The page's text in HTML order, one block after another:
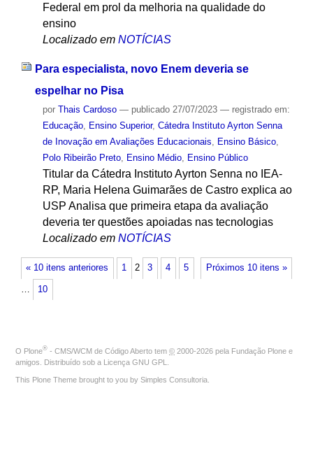
Federal em prol da melhoria na qualidade do
ensino
Localizado em NOTÍCIAS
Para especialista, novo Enem deveria se
espelhar no Pisa
por Thais Cardoso — publicado27/07/2023 — registrado em:
Educação, Ensino Superior, Cátedra Instituto Ayrton Senna
de Inovação em Avaliações Educacionais, Ensino Básico,
Polo Ribeirão Preto, Ensino Médio, Ensino Público
Titular da Cátedra Instituto Ayrton Senna no IEA-
RP, Maria Helena Guimarães de Castro explica ao
USP Analisa que primeira etapa da avaliação
deveria ter questões apoiadas nas tecnologias
Localizado em NOTÍCIAS
« 10 itens anteriores Próximos 10 itens »
1 2 3 4 5
… 10
O Plone® - CMS/WCM de Código Aberto tem © 2000-2026 pela Fundação Plone e
amigos. Distribuído sob a Licença GNU GPL
This Plone Theme brought to you by Simples Consultoria